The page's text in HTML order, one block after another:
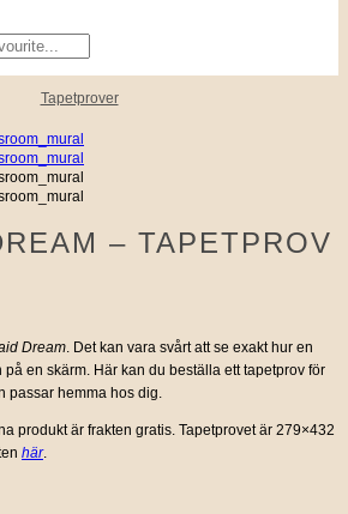
Tapetprover
– TAPETPROV
Dream. Det kan vara svårt att se exakt hur en
en skärm. Här kan du beställa ett tapetprov för
passar hemma hos dig.
produkt är frakten gratis. Tapetprovet är 279×432
här.